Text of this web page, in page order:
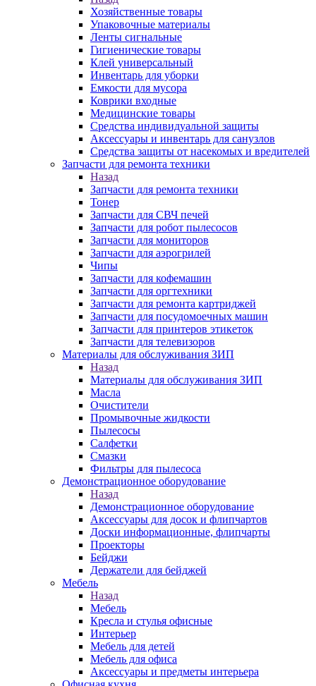
Хозяйственные товары
Упаковочные материалы
Ленты сигнальные
Гигиенические товары
Клей универсальный
Инвентарь для уборки
Емкости для мусора
Коврики входные
Медицинские товары
Средства индивидуальной защиты
Аксессуары и инвентарь для санузлов
Средства защиты от насекомых и вредителей
Запчасти для ремонта техники
Назад
Запчасти для ремонта техники
Тонер
Запчасти для СВЧ печей
Запчасти для робот пылесосов
Запчасти для мониторов
Запчасти для аэрогрилей
Чипы
Запчасти для кофемашин
Запчасти для оргтехники
Запчасти для ремонта картриджей
Запчасти для посудомоечных машин
Запчасти для принтеров этикеток
Запчасти для телевизоров
Материалы для обслуживания ЗИП
Назад
Материалы для обслуживания ЗИП
Масла
Очистители
Промывочные жидкости
Пылесосы
Салфетки
Смазки
Фильтры для пылесоса
Демонстрационное оборудование
Назад
Демонстрационное оборудование
Аксессуары для досок и флипчартов
Доски информационные, флипчарты
Проекторы
Бейджи
Держатели для бейджей
Мебель
Назад
Мебель
Кресла и стулья офисные
Интерьер
Мебель для детей
Мебель для офиса
Аксессуары и предметы интерьера